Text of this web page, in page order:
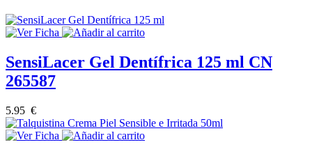
SensiLacer Gel Dentífrica 125 ml CN
265587
5.95 €